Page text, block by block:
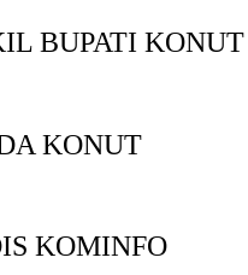
BUPATI KONUT
KONUT
KOMINFO